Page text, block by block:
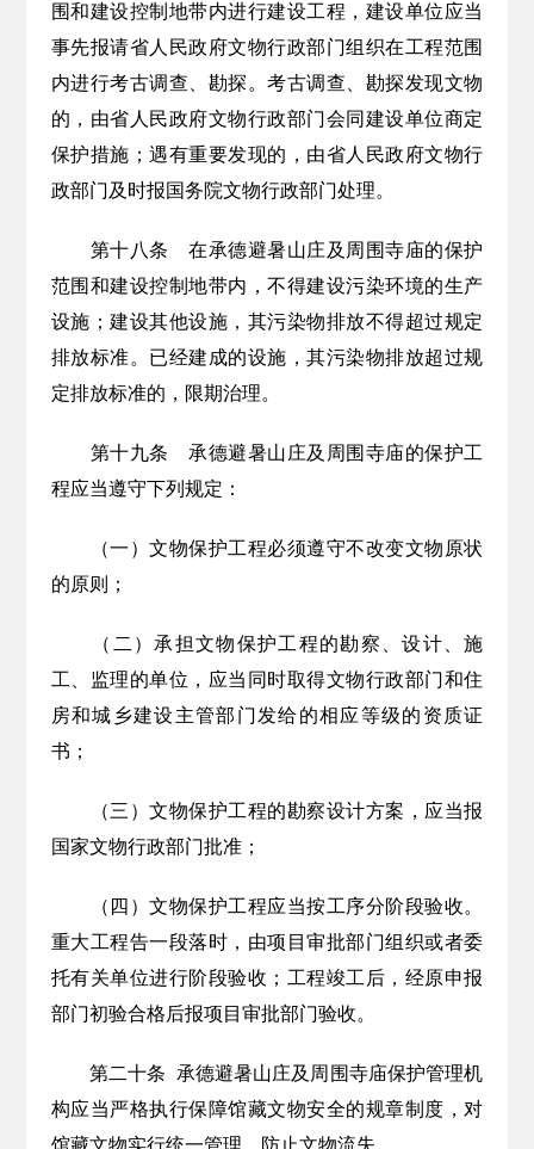
围和建设控制地带内进行建设工程，建设单位应当
事先报请省人民政府文物行政部门组织在工程范围
内进行考古调查、勘探。考古调查、勘探发现文物
的，由省 人民政府文物行政部门会同建设单位商定
保护措施；遇有重要发现的，由省人民政府文物行
政部门及时报国务院文物行政部门处理。
第十八条 在承德避暑山庄及周围寺庙的保护
范围和建设控制地带内，不得建设污染环境的生产
设施；建设其他设施，其污染物排放不得超过规定
排放标准。已经建成的设施，其污染物排放超过规
定排放标准的，限期治理。
第十九条 承德避暑山庄及周围寺庙的保护工
程应当遵守下列规定：
（一）文物保护工程必须遵守不改变文物原状
的原则；
（二）承担文物保护工程的勘察、设计、施
工、监理的单位，应当同时取得文物行政部门和住
房和城乡建设主管部门发给的相应等级的资质证
书；
（三）文物保护工程的勘察设计方案，应当报
国家文物行政部门批准；
（四）文物保护工程应当按工序分阶段验收。
重大工程告一段落时，由项目审批部门组织或者委
托有关单位进行阶段验收；工程竣工后，经原申报
部门初验合格后报项目审批部门验收。
第二十条
承德避暑山庄及周围寺庙保护管理机
构应当严格执行保障馆藏文物安全的规章制度，对
馆藏文物实行统一管理，防止文物流失。